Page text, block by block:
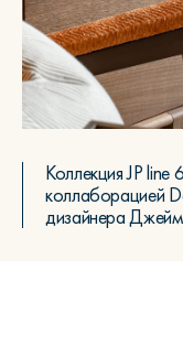
Коллекция JP line
коллаборацией
дизайнера